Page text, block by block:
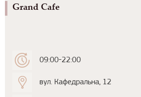
Grand Cafe
09:00-22:00
вул. Кафедральна, 12